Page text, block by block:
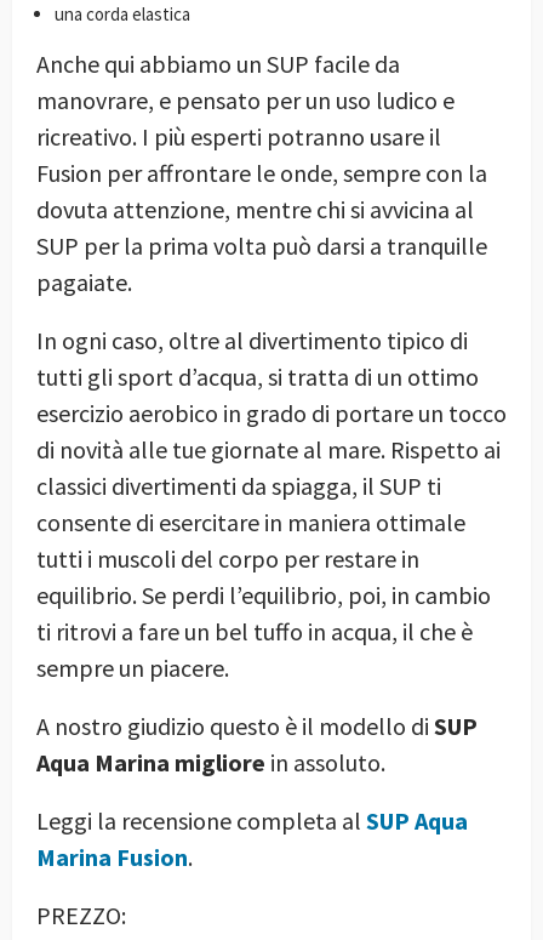
una corda elastica
Anche qui abbiamo un SUP facile da
manovrare, e pensato per un uso ludico e
ricreativo. I più esperti potranno usare il
Fusion per affrontare le onde, sempre con la
dovuta attenzione, mentre chi si avvicina al
SUP per la prima volta può darsi a tranquille
pagaiate.
In ogni caso, oltre al divertimento tipico di
tutti gli sport d’acqua, si tratta di un ottimo
esercizio aerobico in grado di portare un tocco
di novità alle tue giornate al mare. Rispetto ai
classici divertimenti da spiagga, il SUP ti
consente di esercitare in maniera ottimale
tutti i muscoli del corpo per restare in
equilibrio. Se perdi l’equilibrio, poi, in cambio
ti ritrovi a fare un bel tuffo in acqua, il che è
sempre un piacere.
A nostro giudizio questo è il modello di SUP
Aqua Marina migliore in assoluto.
Leggi la recensione completa al SUP Aqua
Marina Fusion.
PREZZO: